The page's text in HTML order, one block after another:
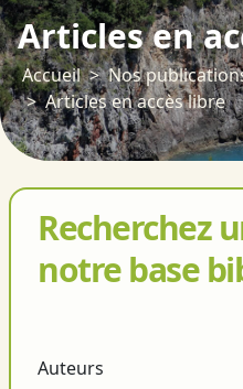
Articles en
Accueil
Nos
Articles en accès libre
Recherchez
notre base
Auteurs